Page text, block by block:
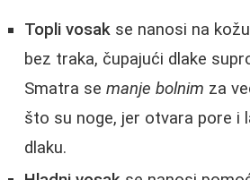
Topli vosak se nanosi na
bez traka, čupajući dlake
Smatra se manje bolnim za
što su noge, jer otvara pore i
dlaku.